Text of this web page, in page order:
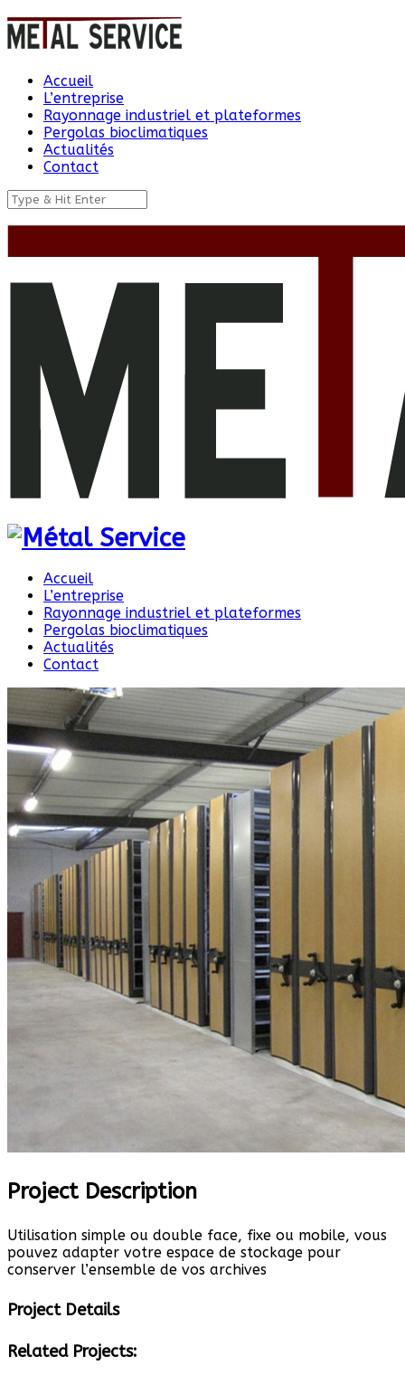
Accueil
L’entreprise
Rayonnage industriel et plateformes
Pergolas bioclimatiques
Actualités
Contact
Accueil
L’entreprise
Rayonnage industriel et plateformes
Pergolas bioclimatiques
Actualités
Contact
Project Description
Utilisation simple ou double face, fixe ou mobile, vous
pouvez adapter votre espace de stockage pour
conserver l’ensemble de vos archives
Project Details
Related Projects: